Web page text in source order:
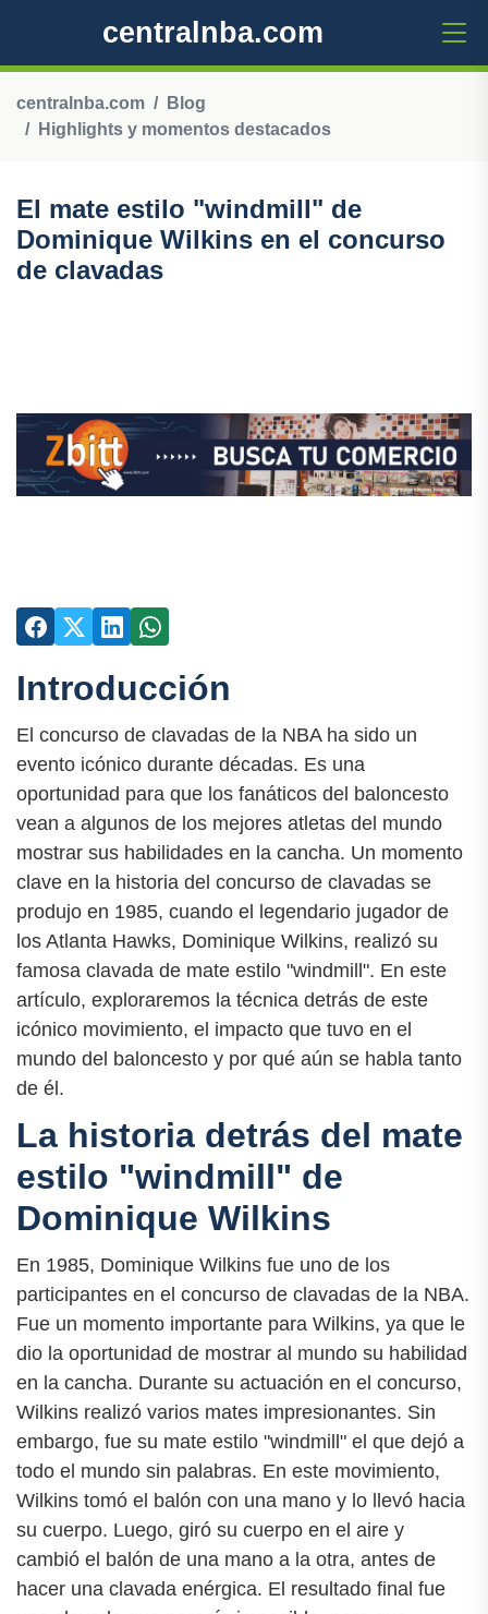
centralnba.com
centralnba.com
Blog
Highlights y momentos destacados
El mate estilo "windmill" de
Dominique Wilkins en el concurso
de clavadas
Introducción
El concurso de clavadas de la NBA ha sido un
evento icónico durante décadas. Es una
oportunidad para que los fanáticos del baloncesto
vean a algunos de los mejores atletas del mundo
mostrar sus habilidades en la cancha. Un momento
clave en la historia del concurso de clavadas se
produjo en 1985, cuando el legendario jugador de
los Atlanta Hawks, Dominique Wilkins, realizó su
famosa clavada de mate estilo "windmill". En este
artículo, exploraremos la técnica detrás de este
icónico movimiento, el impacto que tuvo en el
mundo del baloncesto y por qué aún se habla tanto
de él.
La historia detrás del mate
estilo "windmill" de
Dominique Wilkins
En 1985, Dominique Wilkins fue uno de los
participantes en el concurso de clavadas de la NBA.
Fue un momento importante para Wilkins, ya que le
dio la oportunidad de mostrar al mundo su habilidad
en la cancha. Durante su actuación en el concurso,
Wilkins realizó varios mates impresionantes. Sin
embargo, fue su mate estilo "windmill" el que dejó a
todo el mundo sin palabras. En este movimiento,
Wilkins tomó el balón con una mano y lo llevó hacia
su cuerpo. Luego, giró su cuerpo en el aire y
cambió el balón de una mano a la otra, antes de
hacer una clavada enérgica. El resultado final fue